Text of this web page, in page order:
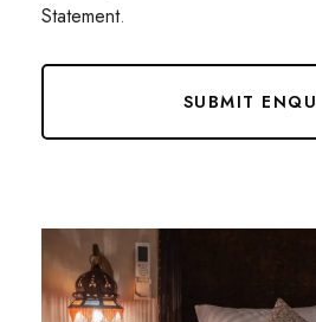
Statement.